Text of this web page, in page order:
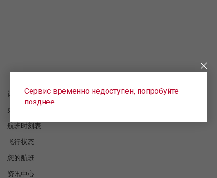
Сервис временно недоступен, попробуйте
позднее
订单检查
办理登机手续
航班时刻表
飞行状态
您的航班
资讯中心